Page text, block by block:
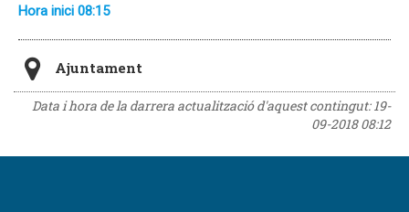
Hora inici 08:15
Ajuntament
Data i hora de la darrera actualització d'aquest contingut:19-
09-2018 08:12